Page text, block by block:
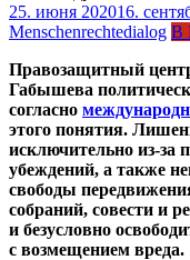
25. июня 202016.
Menschenrechtedialog В
Правозащитный
Габышева
согласно
этого понятия.
исключительно из-за
убеждений, а также
свободы
собраний, совести и
и безусловно
с возмещением вреда.